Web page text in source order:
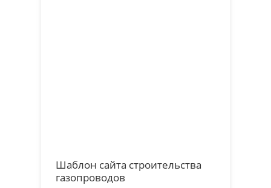
Шаблон сайта строительства
газопроводов